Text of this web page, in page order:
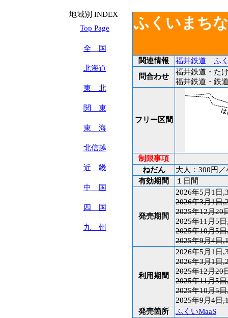
地域別 INDEX
Top Page
全 国
北海道
東 北
関 東
東 海
北信越
近 畿
中 国
四 国
九 州
ふくいまち
関連情報 福井鉄道
ふ
問合わせ
福井鉄道・た
福井鉄道・鉄
フリー区間
制限事項
ねだん
大人：300円
有効期間
１日間
発売期間
2026年5月1日
2026年3月1日
2025年12月20
2025年11月5
2025年10月5
2025年9月4日
利用期間
2026年5月1日
2026年3月1日
2025年12月20
2025年11月5
2025年10月5
2025年9月4日
発売箇所
ふくいMaaS